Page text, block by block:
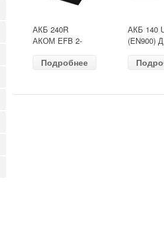
АКБ 240R
АКОМ EFB 2-
(EN1500) ДШВ
Подробнее
АКБ 140
(EN900)
залит